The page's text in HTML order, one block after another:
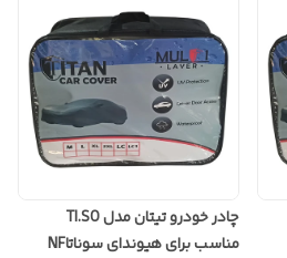
چادر خودرو تیتان مدل TI.SO
مناسب برای هیوندای سوناتاNF